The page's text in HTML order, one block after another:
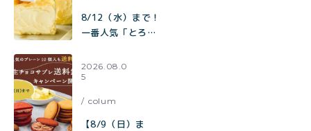
8/12（水）まで！
一番人気「とろ生
【送料無料】
toroa夏のチーズ
2026.08.0
5
colum
【8/9（日）ま